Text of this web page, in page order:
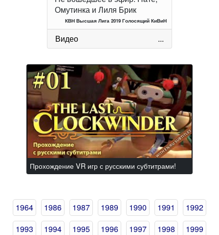
Омутинка и Лиля Брик
КВН Высшая Лига 2019 Голосящий КиВиН
Видео ...
Прохождение VR игр с русскими субтитрами!
1964 1986 1987 1989 1990 1991
1992
1993
1994 1995 1996 1997 1998
1999